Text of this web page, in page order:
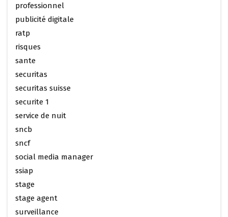
professionnel
publicité digitale
ratp
risques
sante
securitas
securitas suisse
securite 1
service de nuit
sncb
sncf
social media manager
ssiap
stage
stage agent
surveillance